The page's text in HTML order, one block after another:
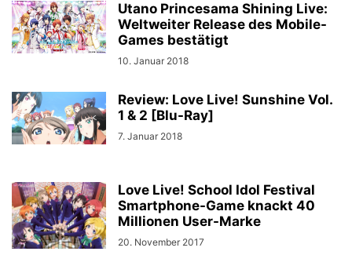
Utano Princesama Shining Live:
Weltweiter Release des Mobile-
Games bestätigt
10. Januar 2018
Review: Love Live! Sunshine Vol.
1 & 2 [Blu-Ray]
7. Januar 2018
Love Live! School Idol Festival
Smartphone-Game knackt 40
Millionen User-Marke
20. November 2017